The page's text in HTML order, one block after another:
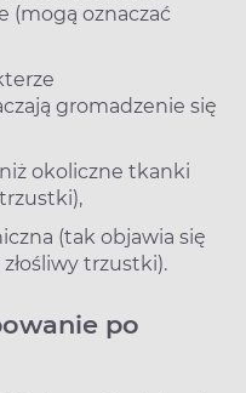
(mogą oznaczać
gromadzenie się
okoliczne tkanki
(tak objawia się
trzustki).
po